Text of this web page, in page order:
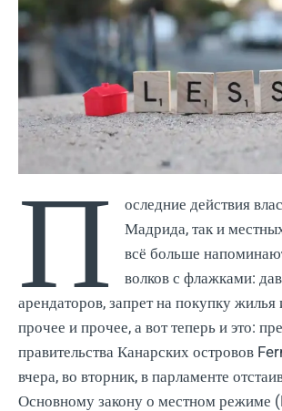
П
оследние действия
Мадрида, так и
всё больше
волков с флажками:
арендаторов, запрет на покупку
прочее и прочее, а вот теперь и это:
правительства Канарских островов
вчера, во вторник, в парламенте
Основному закону о местном режиме